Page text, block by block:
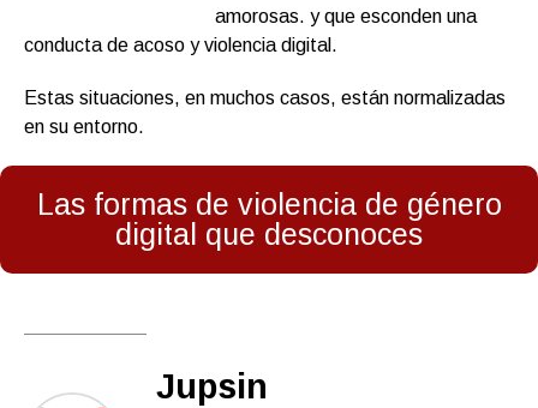
amorosas. y que esconden una
conducta de acoso y violencia digital.
Estas situaciones, en muchos casos, están normalizadas
en su entorno.
Las formas de violencia de género
digital que desconoces
Jupsin